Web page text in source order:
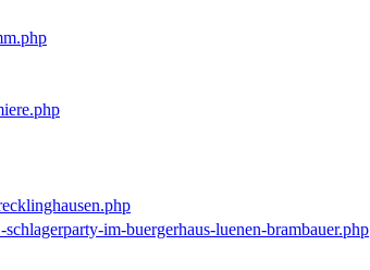
im-buergerhaus-luenen-brambauer.php